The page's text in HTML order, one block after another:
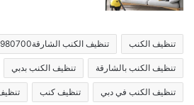
تنظيف الكنب تنظيف الكنب الشارقة0555980700
تنظيف الكنب بالشارقة تنظيف الكنب بدبي
تنظيف الكنب في دبي تنظيف كنب